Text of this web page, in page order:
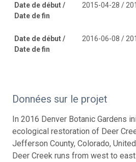
Date de début /
Date de fin
2015-04-28 /
Date de début /
Date de fin
2016-06-08 /
Données sur le projet
In 2016 Denver Botanic Gardens
ecological restoration of Deer
Jefferson County, Colorado,
Deer Creek runs from west to